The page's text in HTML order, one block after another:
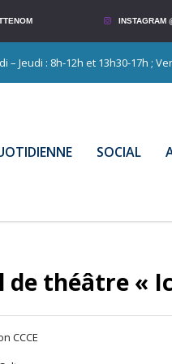
INSTAGRAM
Jeudi : 8h-12h et 13h30-17h ;
SOCIAL
théâtre «
CCCE